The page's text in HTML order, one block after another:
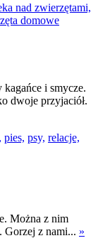
nad zwierzętami,
domowe
i smycze.
dwoje przyjaciół.
pies, psy, relacje,
Można z nim
Gorzej z nami... »